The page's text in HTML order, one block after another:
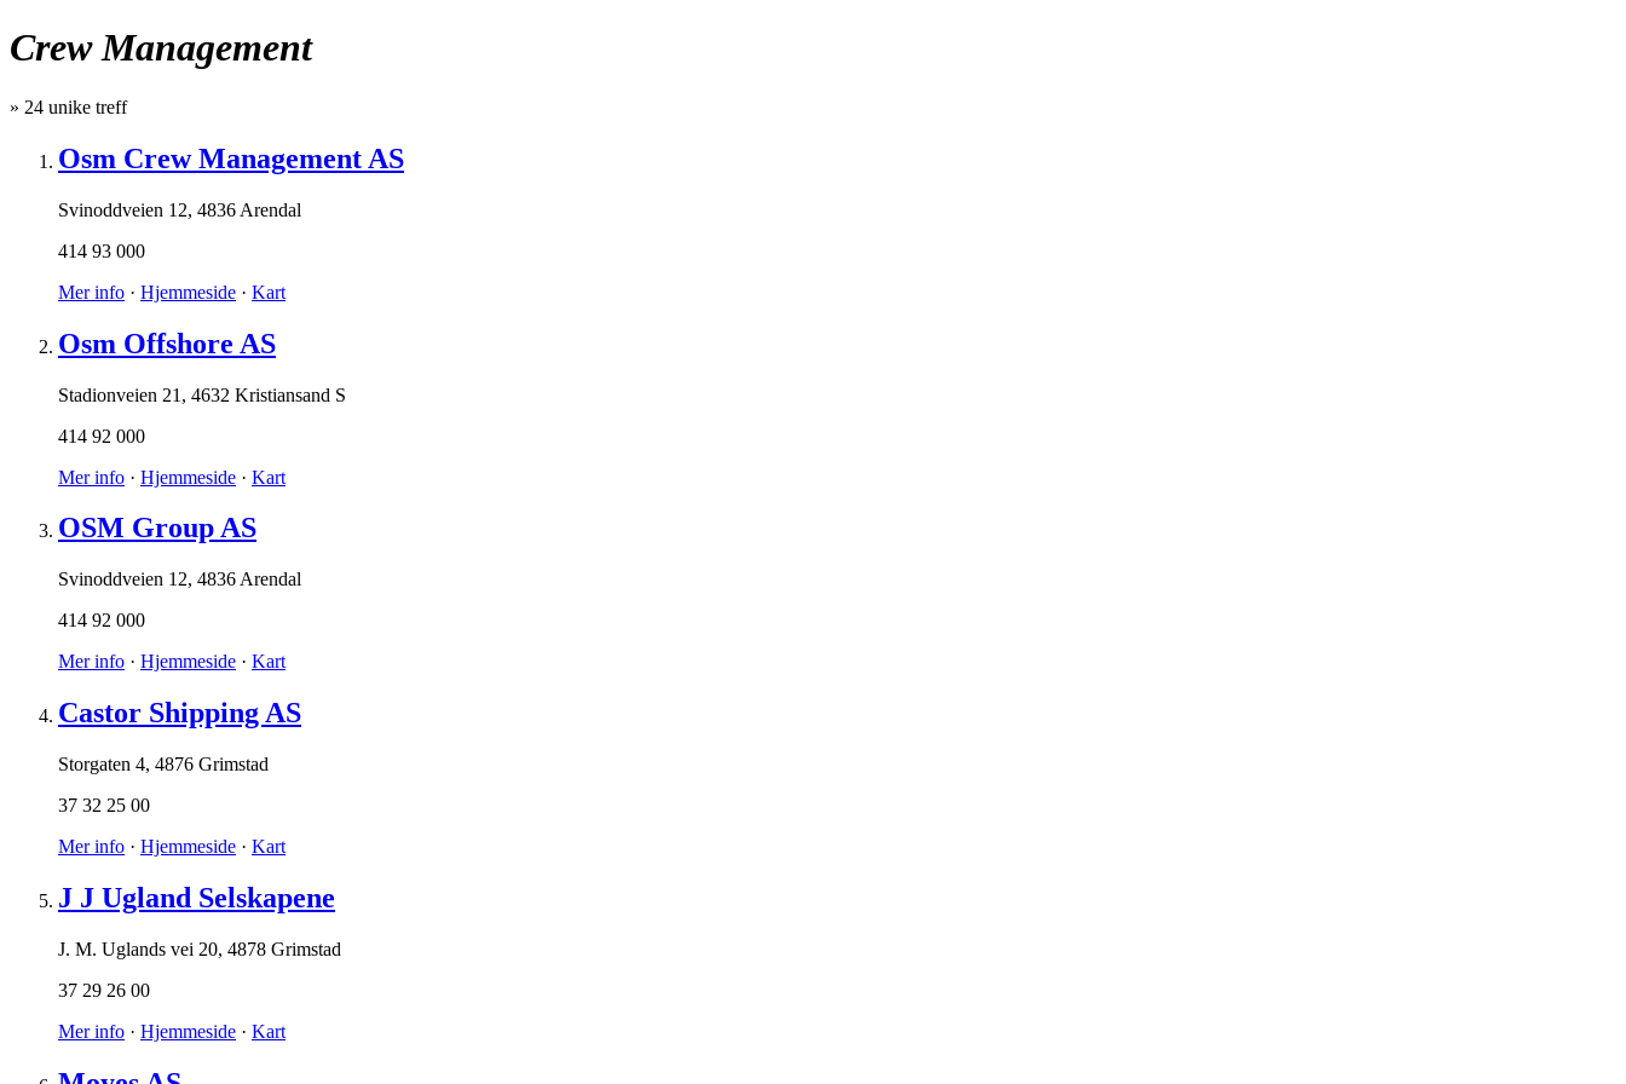
Crew Management
» 24 unike treff
Osm Crew Management AS
Svinoddveien 12, 4836 Arendal
414 93 000
Mer info · Hjemmeside · Kart
Osm Offshore AS
Stadionveien 21 , 4632 Kristiansand S
414 92 000
Mer info · Hjemmeside · Kart
OSM Group AS
Svinoddveien 12, 4836 Arendal
414 92 000
Mer info · Hjemmeside · Kart
Castor Shipping AS
Storgaten 4, 4876 Grimstad
37 32 25 00
Mer info · Hjemmeside · Kart
J J Ugland Selskapene
J. M. Uglands vei 20, 4878 Grimstad
37 29 26 00
Mer info · Hjemmeside · Kart